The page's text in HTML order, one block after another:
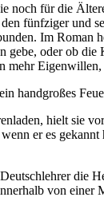
noch für die
fünfziger und
Im Roman
oder ob die
mehr
handgroßes
hielt sie
er es
die
von